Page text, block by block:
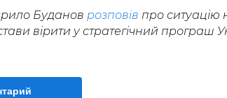
Буданов розповів про ситуацію
вірити у стратегічний програш